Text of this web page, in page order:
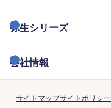
弥生シリーズ
会社情報
サイトマップサイトポリシー